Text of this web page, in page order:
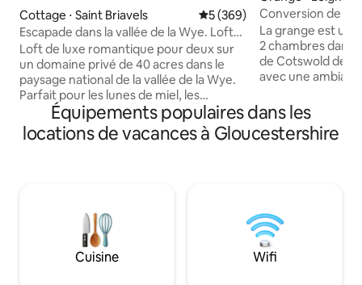
Cottage ⋅ Saint Briavels Évaluation moyenne sur la
5 (369)
Escapade dans la vallée de la Wye. Loft
romantique sur un domaine de 40 acres
Loft de luxe romantique pour deux sur
un domaine privé de 40 acres dans le
paysage national de la vallée de la Wye.
Parfait pour les lunes de miel, les
amoureux des étoiles, les demandes en
mariage, les anniversaires ou les
moments importants. Profitez d'une
Comprend un généreux panier de
bienvenue et un accès exclusif à nos
cieux sombres, à nos prairies, à notre
ruisseau et à nos bois. Une retraite
Conversion de
Cotswolds avec
La grange est
2 chambres dans
de Cotswold de
avec une
de deux grandes
avec salle d'eau
une baignoire
Gigaclear300mbs
chiens bien
Jardin clos. Les
enterrements de
Équipements populaires dans les
locations de vacances à Gloucestershire
Cuisine Wifi